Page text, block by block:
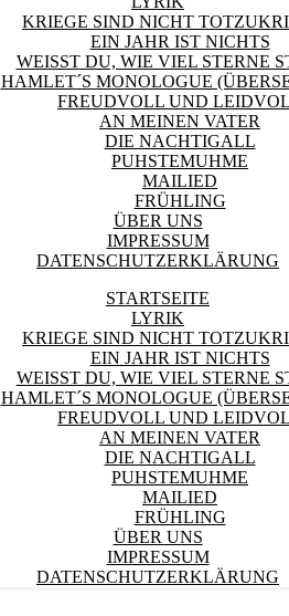
KRIEGE SIND NICHT
EIN JAHR IST NICHTS
WEISST DU, WIE VIEL STERNE
HAMLET´S MONOLOGUE
FREUDVOLL UND
AN MEINEN VATER
DIE NACHTIGALL
PUHSTEMUHME
MAILIED
FRÜHLING
ÜBER UNS
IMPRESSUM
DATENSCHUTZERKLÄRUNG
STARTSEITE
LYRIK
KRIEGE SIND NICHT
EIN JAHR IST NICHTS
WEISST DU, WIE VIEL STERNE
HAMLET´S MONOLOGUE
FREUDVOLL UND
AN MEINEN VATER
DIE NACHTIGALL
PUHSTEMUHME
MAILIED
FRÜHLING
ÜBER UNS
IMPRESSUM
DATENSCHUTZERKLÄRUNG